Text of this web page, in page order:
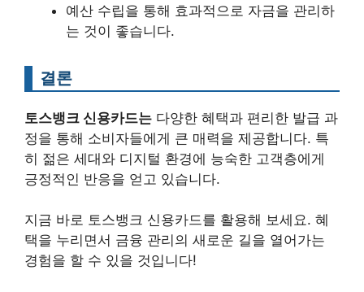
예산 수립을 통해 효과적으로 자금을 관리하
는 것이 좋습니다.
결론
토스뱅크 신용카드는 다양한 혜택과 편리한 발급 과
정을 통해 소비자들에게 큰 매력을 제공합니다. 특
히 젊은 세대와 디지털 환경에 능숙한 고객층에게
긍정적인 반응을 얻고 있습니다.
지금 바로 토스뱅크 신용카드를 활용해 보세요. 혜
택을 누리면서 금융 관리의 새로운 길을 열어가는
경험을 할 수 있을 것입니다!